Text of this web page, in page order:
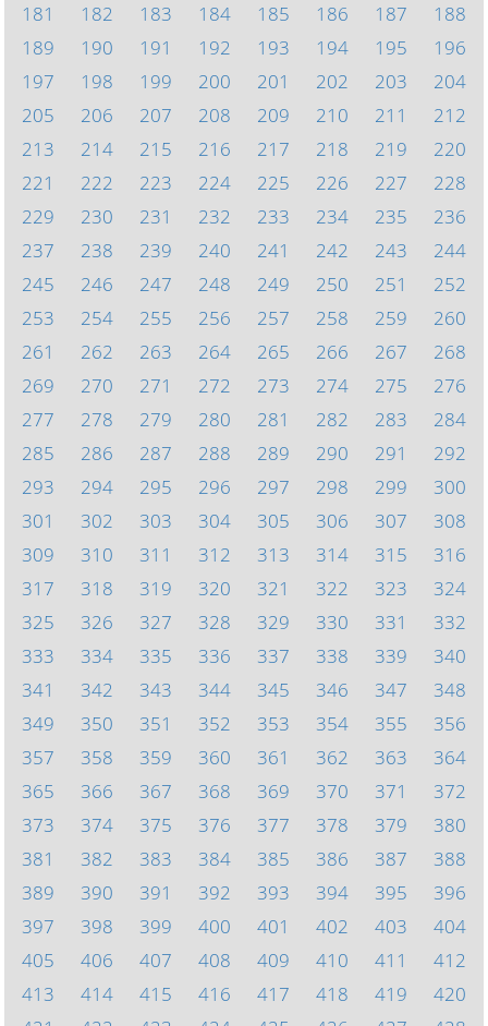
181
182 183 184 185 186 187
188
189
190 191 192 193 194 195
196
197
198 199 200 201 202 203
204
205
206 207 208 209 210 211
212
213
214 215 216 217 218 219
220
221
222 223 224 225 226 227
228
229
230 231 232 233 234 235
236
237
238 239 240 241 242 243
244
245
246 247 248 249 250 251
252
253
254 255 256 257 258 259
260
261
262 263 264 265 266 267
268
269
270 271 272 273 274 275
276
277
278 279 280 281 282 283
284
285
286 287 288 289 290 291
292
293
294 295 296 297 298 299
300
301
302 303 304 305 306 307
308
309
310 311 312 313 314 315
316
317
318 319 320 321 322 323
324
325
326 327 328 329 330 331
332
333
334 335 336 337 338 339
340
341
342 343 344 345 346 347
348
349
350 351 352 353 354 355
356
357
358 359 360 361 362 363
364
365
366 367 368 369 370 371
372
373
374 375 376 377 378 379
380
381
382 383 384 385 386 387
388
389
390 391 392 393 394 395
396
397
398 399 400 401 402 403
404
405
406 407 408 409 410 411
412
413
414 415 416 417 418 419
420